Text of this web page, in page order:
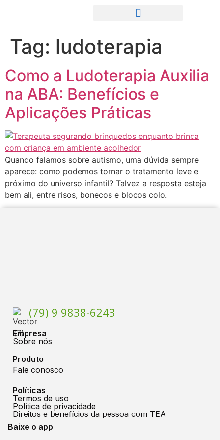
Tag: ludoterapia
Como a Ludoterapia Auxilia
na ABA: Benefícios e
Aplicações Práticas
Quando falamos sobre autismo, uma dúvida sempre
aparece: como podemos tornar o tratamento leve e
próximo do universo infantil? Talvez a resposta esteja
bem ali, entre risos, bonecos e blocos colo.
(79) 9 9838-6243
Empresa
Sobre nós
Produto
Fale conosco
Políticas
Termos de uso
Política de privacidade
Direitos e benefícios da pessoa com TEA
Baixe o app